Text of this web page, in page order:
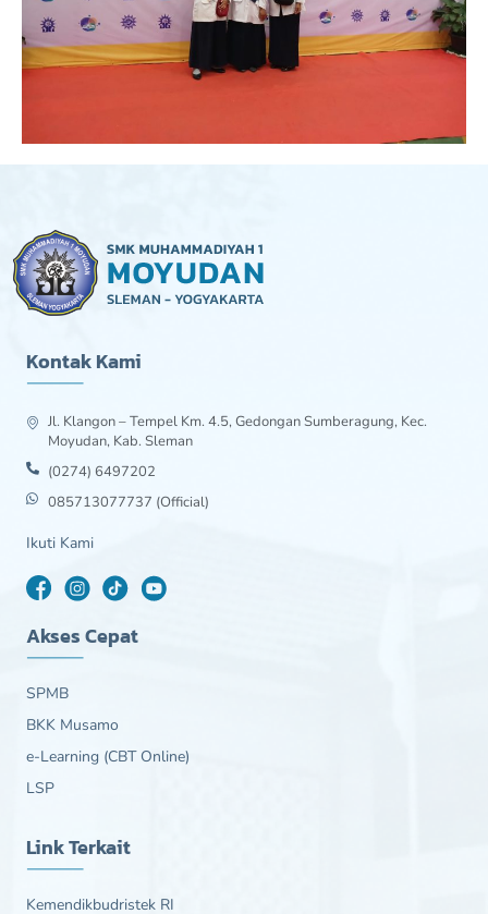
Kontak Kami
Jl. Klangon – Tempel Km. 4.5, Gedongan Sumberagung, Kec.
Moyudan, Kab. Sleman
(0274) 6497202
085713077737 (Official)
Ikuti Kami
Akses Cepat
SPMB
BKK Musamo
e-Learning (CBT Online)
LSP
Link Terkait
Kemendikbudristek RI